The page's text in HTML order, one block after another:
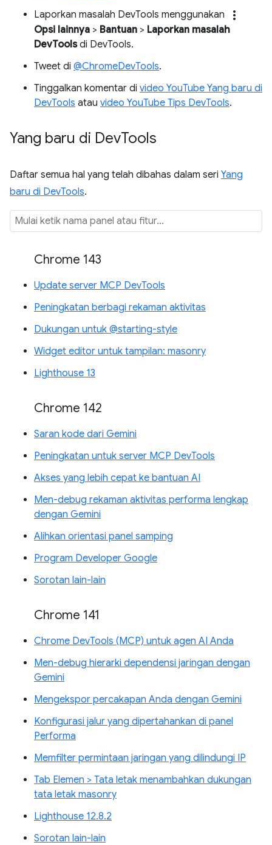
Laporkan masalah DevTools menggunakan
more_vert
Opsi lainnya > Bantuan > Laporkan masalah
DevToolsdi DevTools.
Tweet di @ChromeDevTools.
Tinggalkan komentar di video YouTube Yang baru di
DevTools atau video YouTube Tips DevTools.
Yang baru di DevTools
Daftar semua hal yang telah dibahas dalam seri Yang
baru di DevTools.
Chrome 143
Update server MCP DevTools
Peningkatan berbagi rekaman aktivitas
Dukungan untuk @starting-style
Widget editor untuk tampilan: masonry
Lighthouse 13
Chrome 142
Saran kode dari Gemini
Peningkatan untuk server MCP DevTools
Akses yang lebih cepat ke bantuan AI
Men-debug rekaman aktivitas performa lengkap
dengan Gemini
Alihkan orientasi panel samping
Program Developer Google
Sorotan lain-lain
Chrome 141
Chrome DevTools (MCP) untuk agen AI Anda
Men-debug hierarki dependensi jaringan dengan
Gemini
Mengekspor percakapan Anda dengan Gemini
Konfigurasi jalur yang dipertahankan di panel
Performa
Memfilter permintaan jaringan yang dilindungi IP
Tab Elemen > Tata letak menambahkan dukungan
tata letak masonry
Lighthouse 12.8.2
Sorotan lain-lain